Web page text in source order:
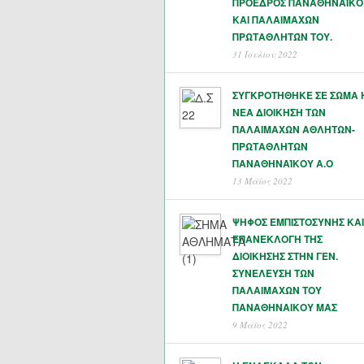
ΚΑΙ ΠΑΛΑΙΜΑΧΩΝ
ΠΡΩΤΑΘΛΗΤΏΝ ΤΟΥ.
31 Ιουλίου 2022
ΣΥΓΚΡΟΤΗΘΗΚΕ ΣΕ ΣΩΜΑ
ΝΕΑ ΔΙΟΙΚΗΣΗ ΤΩΝ
ΠΑΛΑΙΜΑΧΩΝ ΑΘΛΗΤΩΝ-
ΠΡΩΤΑΘΛΗΤΩΝ
ΠΑΝΑΘΗΝΑΊΚΟΥ Α.Ο
13 Μάϊος 2022
ΨΗΦΟΣ ΕΜΠΙΣΤΟΣΥΝΗΣ ΚΑΙ
ΕΠΑΝΕΚΛΟΓΗ ΤΗΣ
ΔΙΟΙΚΗΣΗΣ ΣΤΗΝ ΓΕΝ.
ΣΥΝΕΛΕΥΣΗ ΤΩΝ
ΠΑΛΑΙΜΑΧΩΝ ΤΟΥ
ΠΑΝΑΘΗΝΑΙΚΟΥ ΜΑΣ
9 Μάϊος 2022